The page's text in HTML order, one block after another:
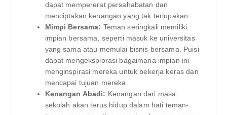
dapat mempererat persahabatan dan
menciptakan kenangan yang tak terlupakan.
Mimpi Bersama: Teman seringkali memiliki
impian bersama, seperti masuk ke universitas
yang sama atau memulai bisnis bersama. Puisi
dapat mengeksplorasi bagaimana impian ini
menginspirasi mereka untuk bekerja keras dan
mencapai tujuan mereka.
Kenangan Abadi: Kenangan dari masa
sekolah akan terus hidup dalam hati teman-